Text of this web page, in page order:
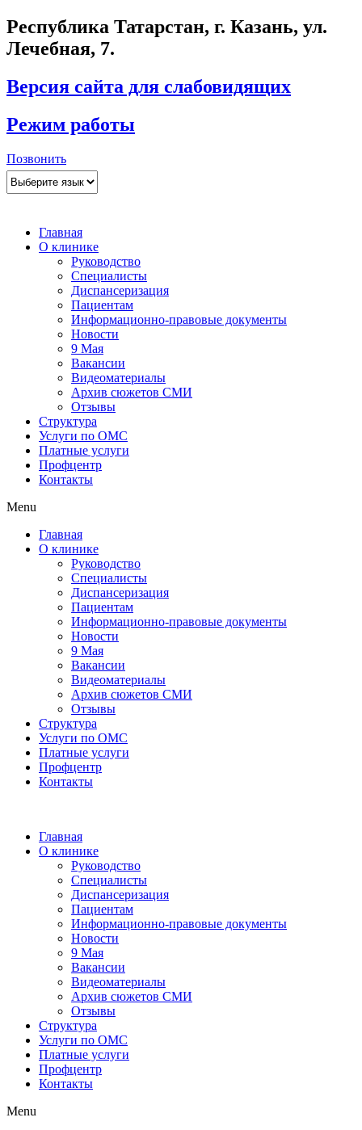
Республика Татарстан, г. Казань, ул.
Лечебная, 7.
Версия сайта для слабовидящих
Режим работы
Позвонить
Главная
О клинике
Руководство
Специалисты
Диспансеризация
Пациентам
Информационно-правовые документы
Новости
9 Мая
Вакансии
Видеоматериалы
Архив сюжетов СМИ
Отзывы
Структура
Услуги по ОМС
Платные услуги
Профцентр
Контакты
Menu
Главная
О клинике
Руководство
Специалисты
Диспансеризация
Пациентам
Информационно-правовые документы
Новости
9 Мая
Вакансии
Видеоматериалы
Архив сюжетов СМИ
Отзывы
Структура
Услуги по ОМС
Платные услуги
Профцентр
Контакты
Главная
О клинике
Руководство
Специалисты
Диспансеризация
Пациентам
Информационно-правовые документы
Новости
9 Мая
Вакансии
Видеоматериалы
Архив сюжетов СМИ
Отзывы
Структура
Услуги по ОМС
Платные услуги
Профцентр
Контакты
Menu